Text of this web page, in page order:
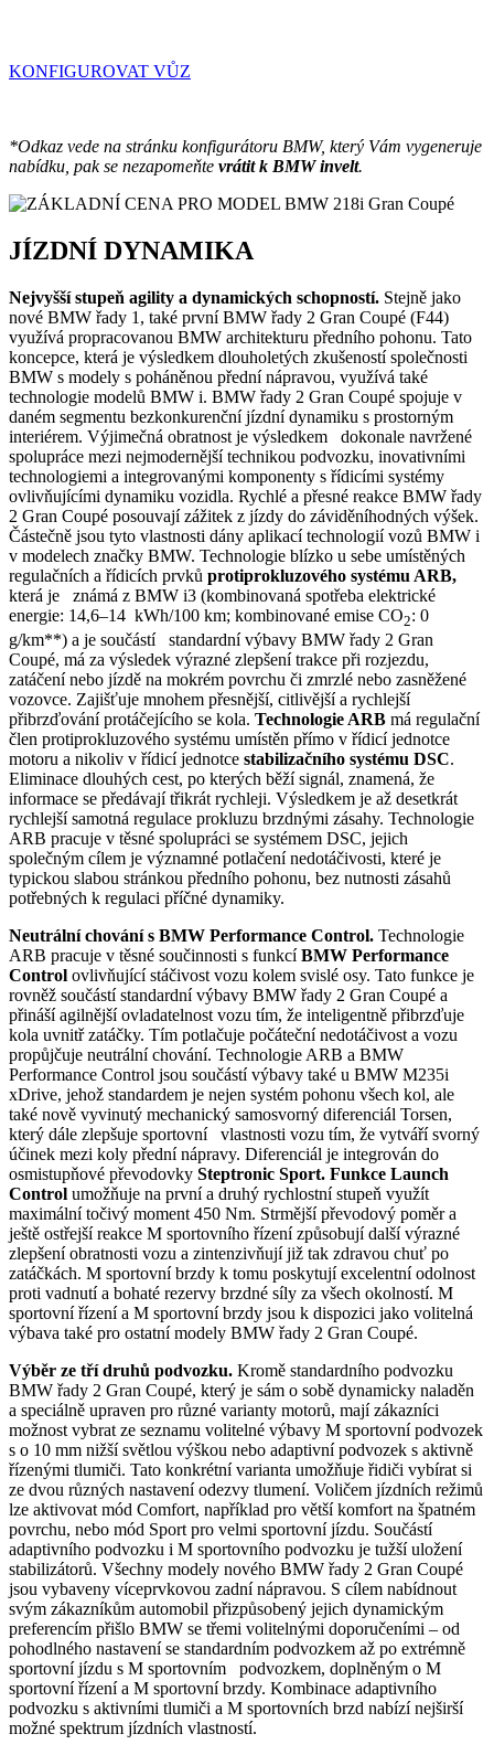
KONFIGUROVAT VŮZ
*Odkaz vede na stránku konfigurátoru BMW, který Vám vygeneruje
nabídku, pak se nezapomeňte vrátit k BMW invelt.
JÍZDNÍ DYNAMIKA
Nejvyšší stupeň agility a dynamických schopností. Stejně jako
nové BMW řady 1, také první BMW řady 2 Gran Coupé (F44)
využívá propracovanou BMW architekturu předního pohonu. Tato
koncepce, která je výsledkem dlouholetých zkušeností společnosti
BMW s modely s poháněnou přední nápravou, využívá také
technologie modelů BMW i. BMW řady 2 Gran Coupé spojuje v
daném segmentu bezkonkurenční jízdní dynamiku s prostorným
interiérem. Výjimečná obratnost je výsledkem dokonale navržené
spolupráce mezi nejmodernější technikou podvozku, inovativními
technologiemi a integrovanými komponenty s řídicími systémy
ovlivňujícími dynamiku vozidla. Rychlé a přesné reakce BMW řady
2 Gran Coupé posouvají zážitek z jízdy do záviděníhodných výšek.
Částečně jsou tyto vlastnosti dány aplikací technologií vozů BMW i
v modelech značky BMW. Technologie blízko u sebe umístěných
regulačních a řídicích prvků protiprokluzového systému ARB,
která je známá z BMW i3 (kombinovaná spotřeba elektrické
energie: 14,6–14 kWh/100 km; kombinované emise CO2: 0
g/km**) a je součástí standardní výbavy BMW řady 2 Gran
Coupé, má za výsledek výrazné zlepšení trakce při rozjezdu,
zatáčení nebo jízdě na mokrém povrchu či zmrzlé nebo zasněžené
vozovce. Zajišťuje mnohem přesnější, citlivější a rychlejší
přibrzďování protáčejícího se kola. Technologie ARB má regulační
člen protiprokluzového systému umístěn přímo v řídicí jednotce
motoru a nikoliv v řídicí jednotce stabilizačního systému DSC.
Eliminace dlouhých cest, po kterých běží signál, znamená, že
informace se předávají třikrát rychleji. Výsledkem je až desetkrát
rychlejší samotná regulace prokluzu brzdnými zásahy. Technologie
ARB pracuje v těsné spolupráci se systémem DSC, jejich
společným cílem je významné potlačení nedotáčivosti, které je
typickou slabou stránkou předního pohonu, bez nutnosti zásahů
potřebných k regulaci příčné dynamiky.
Neutrální chování s BMW Performance Control. Technologie
ARB pracuje v těsné součinnosti s funkcíBMW Performance
Control ovlivňující stáčivost vozu kolem svislé osy. Tato funkce je
rovněž součástí standardní výbavy BMW řady 2 Gran Coupé a
přináší agilnější ovladatelnost vozu tím, že inteligentně přibrzďuje
kola uvnitř zatáčky. Tím potlačuje počáteční nedotáčivost a vozu
propůjčuje neutrální chování. Technologie ARB a BMW
Performance Control jsou součástí výbavy také u BMW M235i
xDrive, jehož standardem je nejen systém pohonu všech kol, ale
také nově vyvinutý mechanický samosvorný diferenciál Torsen,
který dále zlepšuje sportovní vlastnosti vozu tím, že vytváří svorný
účinek mezi koly přední nápravy. Diferenciál je integrován do
osmistupňové převodovky Steptronic Sport. Funkce Launch
Control umožňuje na první a druhý rychlostní stupeň využít
maximální točivý moment 450 Nm. Strmější převodový poměr a
ještě ostřejší reakce M sportovního řízení způsobují další výrazné
zlepšení obratnosti vozu a zintenzivňují již tak zdravou chuť po
zatáčkách. M sportovní brzdy k tomu poskytují excelentní odolnost
proti vadnutí a bohaté rezervy brzdné síly za všech okolností. M
sportovní řízení a M sportovní brzdy jsou k dispozici jako volitelná
výbava také pro ostatní modely BMW řady 2 Gran Coupé.
Výběr ze tří druhů podvozku. Kromě standardního podvozku
BMW řady 2 Gran Coupé, který je sám o sobě dynamicky naladěn
a speciálně upraven pro různé varianty motorů, mají zákazníci
možnost vybrat ze seznamu volitelné výbavy M sportovní podvozek
s o 10 mm nižší světlou výškou nebo adaptivní podvozek s aktivně
řízenými tlumiči. Tato konkrétní varianta umožňuje řidiči vybírat si
ze dvou různých nastavení odezvy tlumení. Voličem jízdních režimů
lze aktivovat mód Comfort, například pro větší komfort na špatném
povrchu, nebo mód Sport pro velmi sportovní jízdu. Součástí
adaptivního podvozku i M sportovního podvozku je tužší uložení
stabilizátorů. Všechny modely nového BMW řady 2 Gran Coupé
jsou vybaveny víceprvkovou zadní nápravou. S cílem nabídnout
svým zákazníkům automobil přizpůsobený jejich dynamickým
preferencím přišlo BMW se třemi volitelnými doporučeními – od
pohodlného nastavení se standardním podvozkem až po extrémně
sportovní jízdu s M sportovním podvozkem, doplněným o M
sportovní řízení a M sportovní brzdy. Kombinace adaptivního
podvozku s aktivními tlumiči a M sportovních brzd nabízí nejširší
možné spektrum jízdních vlastností.